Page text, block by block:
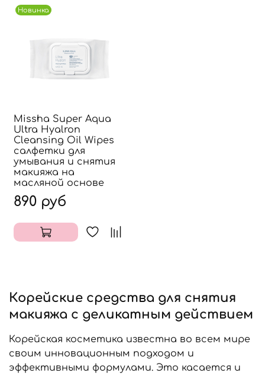
Новинка
Missha Super Aqua
Ultra Hyalron
Cleansing Oil Wipes
салфетки для
умывания и снятия
макияжа на
масляной основе
890 руб
Корейские средства для снятия
макияжа с деликатным действием
Корейская косметика известна во всем мире
своим инновационным подходом и
эффективными формулами. Это касается и